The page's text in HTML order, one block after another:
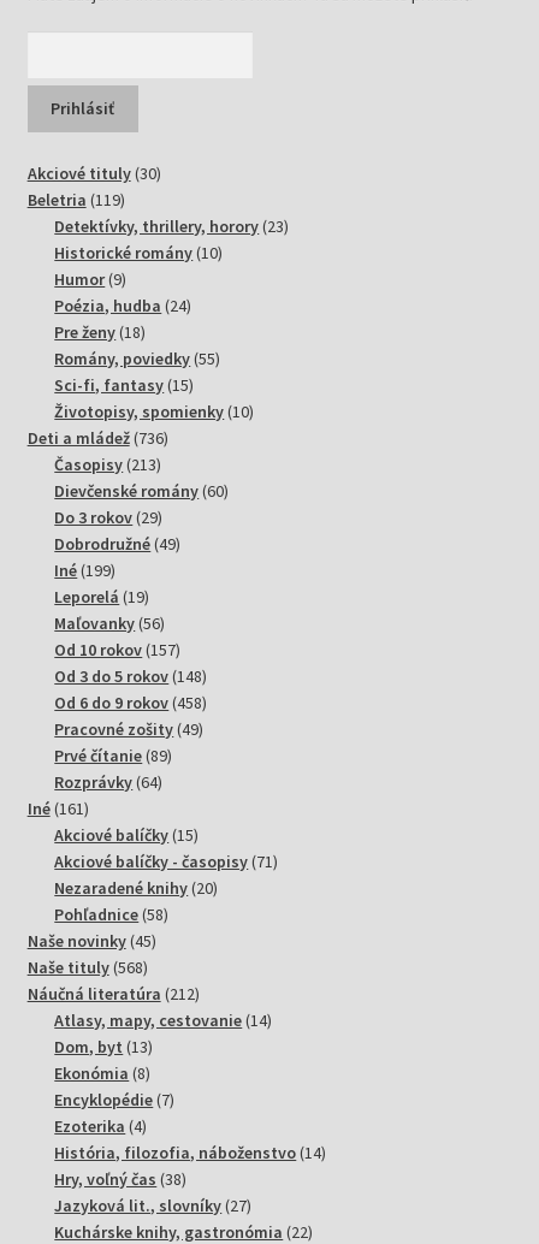
Akciové tituly 3030
Beletria 119119
produktov
Detektívky, thrillery, horory 2323
Historické romány 1010
Humor 99
produktov
Poézia, hudba 2424
Pre ženy 1818
produktov
Romány, poviedky 5555
Sci-fi, fantasy 1515
produktov
Životopisy, spomienky 1010
Deti a mládež 736736
Časopisy 213213
produktov
Dievčenské romány 6060
Do 3 rokov 2929
produktov
Dobrodružné 4949
Iné 199199
produktov
Leporelá 1919
produktov
Maľovanky 5656
produktov
Od 10 rokov 157157
produktov
Od 3 do 5 rokov 148148
produktov
Od 6 do 9 rokov 458458
produktov
Pracovné zošity 4949
Prvé čítanie 8989
Rozprávky 6464
Iné 161161
produktov
Akciové balíčky 1515
produktov
Akciové balíčky - časopisy 7171
Nezaradené knihy 2020
Pohľadnice 5858
Naše novinky 4545
Naše tituly 568568
produktov
Náučná literatúra 212212
produktov
Atlasy, mapy, cestovanie 1414
Dom, byt 1313
produktov
Ekonómia 88
produktov
Encyklopédie 77
Ezoterika 44
produkty
História, filozofia, náboženstvo 1414
Hry, voľný čas 3838
produktov
Jazyková lit., slovníky 2727
produktov
Kuchárske knihy, gastronómia 2222